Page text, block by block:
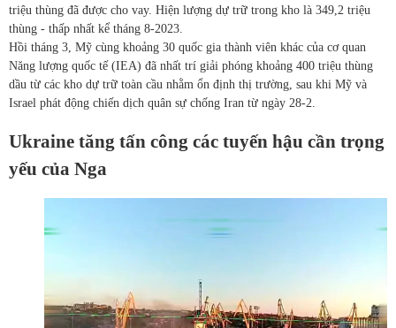
triệu thùng đã được cho vay. Hiện lượng dự trữ trong kho là 349,2 triệu
thùng - thấp nhất kể tháng 8-2023.
Hồi tháng 3, Mỹ cùng khoảng 30 quốc gia thành viên khác của cơ quan
Năng lượng quốc tế (IEA) đã nhất trí giải phóng khoảng 400 triệu thùng
dầu từ các kho dự trữ toàn cầu nhằm ổn định thị trường, sau khi Mỹ và
Israel phát động chiến dịch quân sự chống Iran từ ngày 28-2.
Ukraine tăng tấn công các tuyến hậu cần trọng
yếu của Nga